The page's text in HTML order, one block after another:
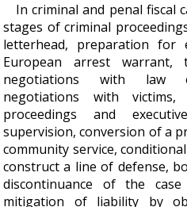
In criminal and penal fiscal
stages of criminal
letterhead, preparation for
European arrest warrant,
negotiations with law
negotiations with
proceedings and
supervision, conversion of a
community service,
construct a line of defense,
discontinuance of the
mitigation of liability by